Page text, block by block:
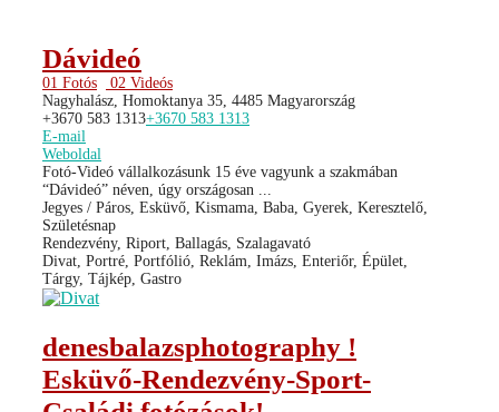
Dávideó
01 Fotós
02 Videós
Nagyhalász, Homoktanya 35, 4485 Magyarország
+3670 583 1313+3670 583 1313
E-mail
Weboldal
Fotó-Videó vállalkozásunk 15 éve vagyunk a szakmában
“Dávideó” néven, úgy országosan ...
Jegyes / Páros, Esküvő, Kismama, Baba, Gyerek, Keresztelő,
Születésnap
Rendezvény, Riport, Ballagás, Szalagavató
Divat, Portré, Portfólió, Reklám, Imázs, Enteriőr, Épület,
Tárgy, Tájkép, Gastro
denesbalazsphotography !
Esküvő-Rendezvény-Sport-